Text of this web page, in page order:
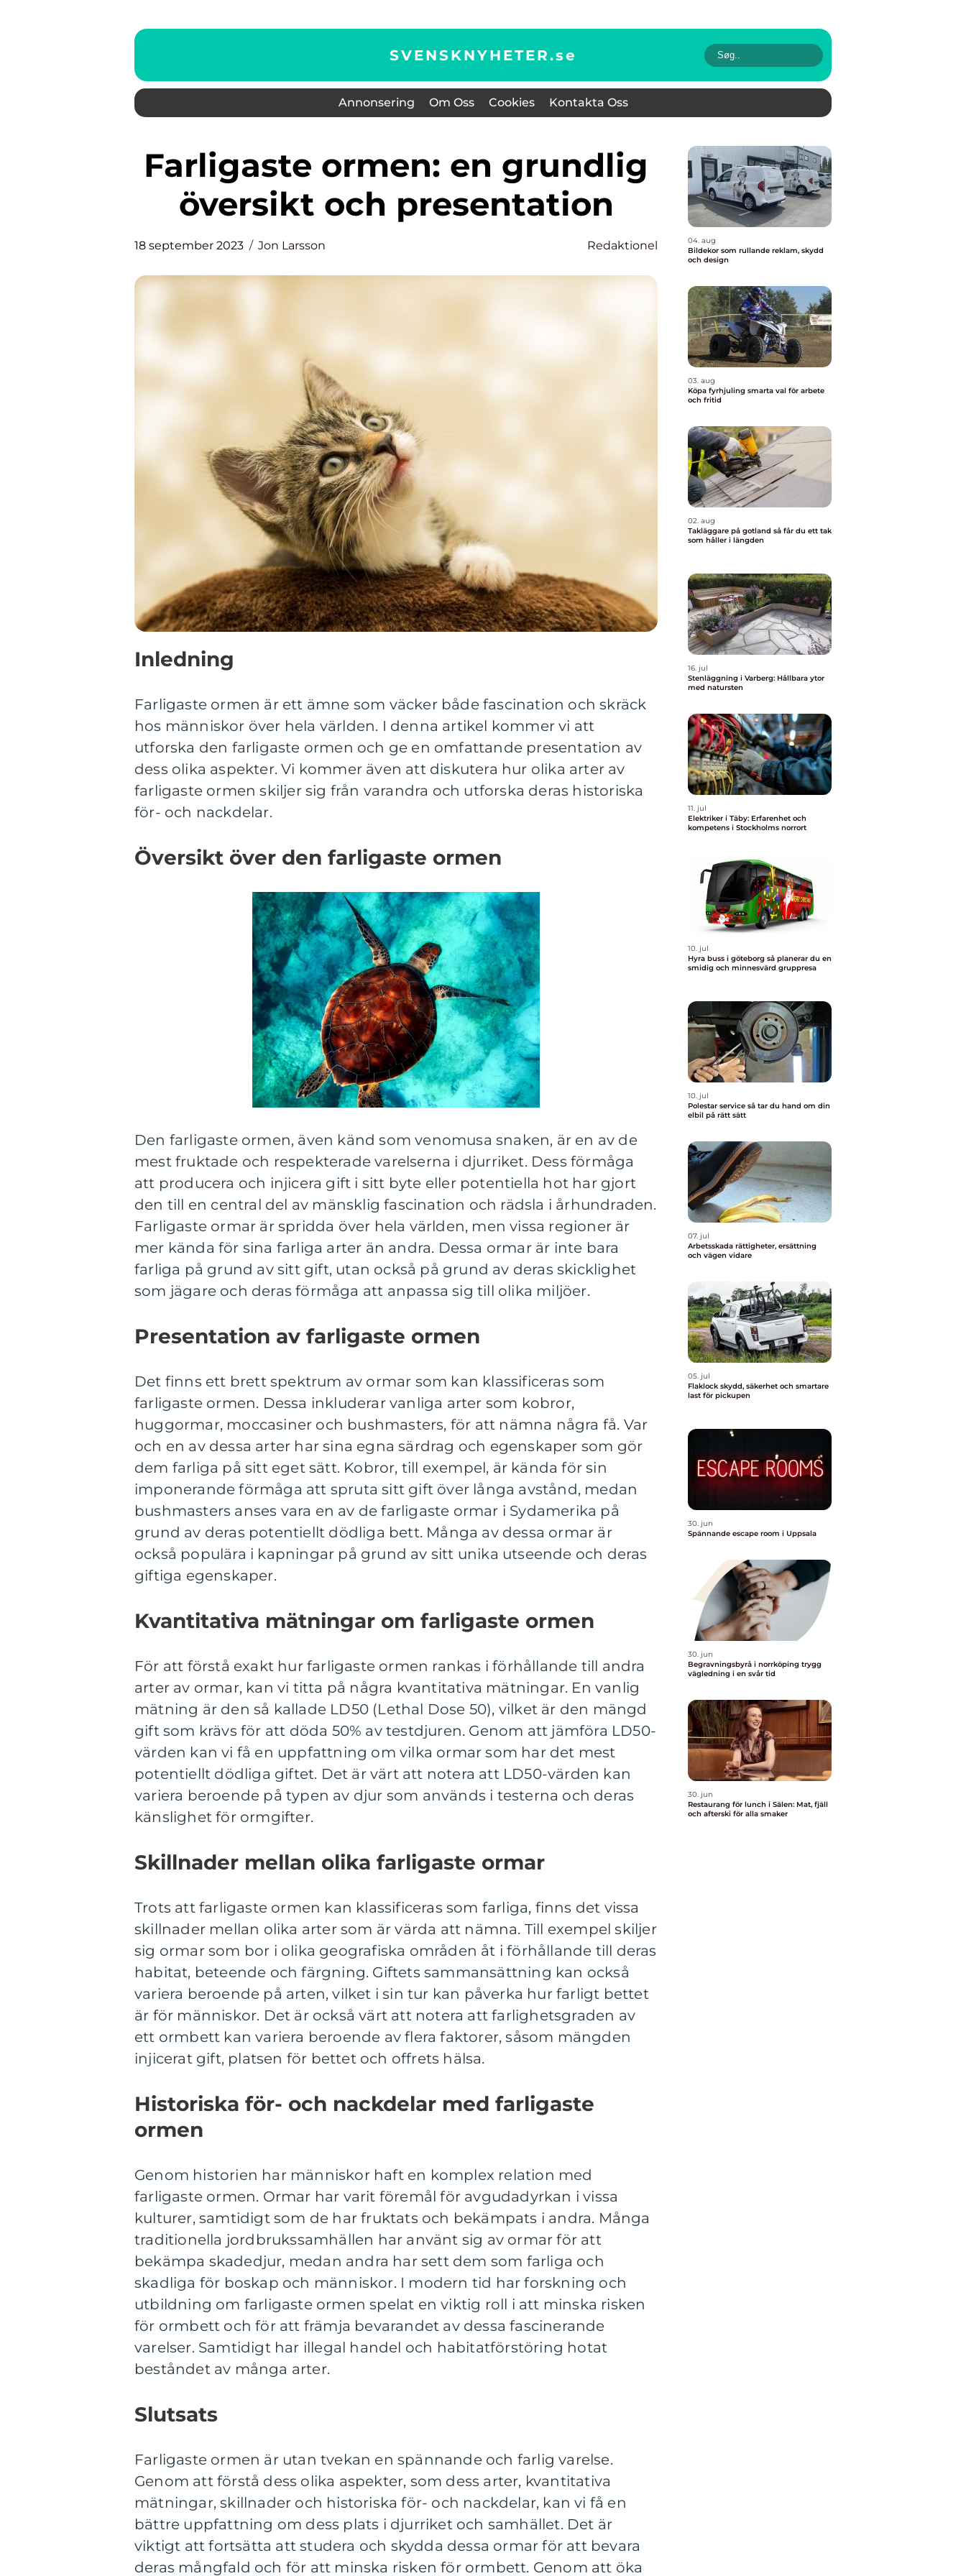
SVENSKNYHETER.se
Annonsering Om Oss Cookies Kontakta Oss
Farligaste ormen: en grundlig
översikt och presentation
18 september 2023 Jon Larsson Redaktionel
Inledning
Farligaste ormen är ett ämne som väcker både fascination och skräck
hos människor över hela världen. I denna artikel kommer vi att
utforska den farligaste ormen och ge en omfattande presentation av
dess olika aspekter. Vi kommer även att diskutera hur olika arter av
farligaste ormen skiljer sig från varandra och utforska deras historiska
för- och nackdelar.
Översikt över den farligaste ormen
Den farligaste ormen, även känd som venomusa snaken, är en av de
mest fruktade och respekterade varelserna i djurriket. Dess förmåga
att producera och injicera gift i sitt byte eller potentiella hot har gjort
den till en central del av mänsklig fascination och rädsla i århundraden.
Farligaste ormar är spridda över hela världen, men vissa regioner är
mer kända för sina farliga arter än andra. Dessa ormar är inte bara
farliga på grund av sitt gift, utan också på grund av deras skicklighet
som jägare och deras förmåga att anpassa sig till olika miljöer.
Presentation av farligaste ormen
Det finns ett brett spektrum av ormar som kan klassificeras som
farligaste ormen. Dessa inkluderar vanliga arter som kobror,
huggormar, moccasiner och bushmasters, för att nämna några få. Var
och en av dessa arter har sina egna särdrag och egenskaper som gör
dem farliga på sitt eget sätt. Kobror, till exempel, är kända för sin
imponerande förmåga att spruta sitt gift över långa avstånd, medan
bushmasters anses vara en av de farligaste ormar i Sydamerika på
grund av deras potentiellt dödliga bett. Många av dessa ormar är
också populära i kapningar på grund av sitt unika utseende och deras
giftiga egenskaper.
Kvantitativa mätningar om farligaste ormen
För att förstå exakt hur farligaste ormen rankas i förhållande till andra
arter av ormar, kan vi titta på några kvantitativa mätningar. En vanlig
mätning är den så kallade LD50 (Lethal Dose 50), vilket är den mängd
gift som krävs för att döda 50% av testdjuren. Genom att jämföra LD50-
värden kan vi få en uppfattning om vilka ormar som har det mest
potentiellt dödliga giftet. Det är värt att notera att LD50-värden kan
variera beroende på typen av djur som används i testerna och deras
känslighet för ormgifter.
Skillnader mellan olika farligaste ormar
Trots att farligaste ormen kan klassificeras som farliga, finns det vissa
skillnader mellan olika arter som är värda att nämna. Till exempel skiljer
sig ormar som bor i olika geografiska områden åt i förhållande till deras
habitat, beteende och färgning. Giftets sammansättning kan också
variera beroende på arten, vilket i sin tur kan påverka hur farligt bettet
är för människor. Det är också värt att notera att farlighetsgraden av
ett ormbett kan variera beroende av flera faktorer, såsom mängden
injicerat gift, platsen för bettet och offrets hälsa.
Historiska för- och nackdelar med farligaste
ormen
Genom historien har människor haft en komplex relation med
farligaste ormen. Ormar har varit föremål för avgudadyrkan i vissa
kulturer, samtidigt som de har fruktats och bekämpats i andra. Många
traditionella jordbrukssamhällen har använt sig av ormar för att
bekämpa skadedjur, medan andra har sett dem som farliga och
skadliga för boskap och människor. I modern tid har forskning och
utbildning om farligaste ormen spelat en viktig roll i att minska risken
för ormbett och för att främja bevarandet av dessa fascinerande
varelser. Samtidigt har illegal handel och habitatförstöring hotat
beståndet av många arter.
Slutsats
Farligaste ormen är utan tvekan en spännande och farlig varelse.
Genom att förstå dess olika aspekter, som dess arter, kvantitativa
mätningar, skillnader och historiska för- och nackdelar, kan vi få en
bättre uppfattning om dess plats i djurriket och samhället. Det är
viktigt att fortsätta att studera och skydda dessa ormar för att bevara
deras mångfald och för att minska risken för ormbett. Genom att öka
04. aug
Bildekor som rullande reklam, skydd
och design
03. aug
Köpa fyrhjuling smarta val för arbete
och fritid
02. aug
Takläggare på gotland så får du ett tak
som håller i längden
16. jul
Stenläggning i Varberg: Hållbara ytor
med natursten
11. jul
Elektriker i Täby: Erfarenhet och
kompetens i Stockholms norrort
10. jul
Hyra buss i göteborg så planerar du en
smidig och minnesvärd gruppresa
10. jul
Polestar service så tar du hand om din
elbil på rätt sätt
07. jul
Arbetsskada rättigheter, ersättning
och vägen vidare
05. jul
Flaklock skydd, säkerhet och smartare
last för pickupen
30. jun
Spännande escape room i Uppsala
30. jun
Begravningsbyrå i norrköping trygg
vägledning i en svår tid
30. jun
Restaurang för lunch i Sälen: Mat, fjäll
och afterski för alla smaker